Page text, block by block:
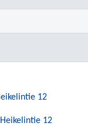
12
12